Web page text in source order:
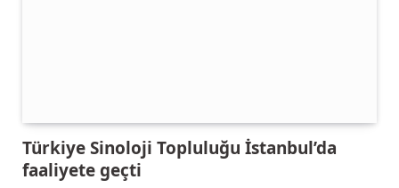
Türkiye Sinoloji Topluluğu İstanbul’da
faaliyete geçti